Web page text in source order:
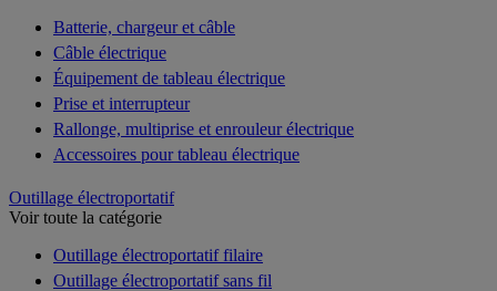
Batterie, chargeur et câble
Câble électrique
Équipement de tableau électrique
Prise et interrupteur
Rallonge, multiprise et enrouleur électrique
Accessoires pour tableau électrique
Outillage électroportatif
Voir toute la catégorie
Outillage électroportatif filaire
Outillage électroportatif sans fil